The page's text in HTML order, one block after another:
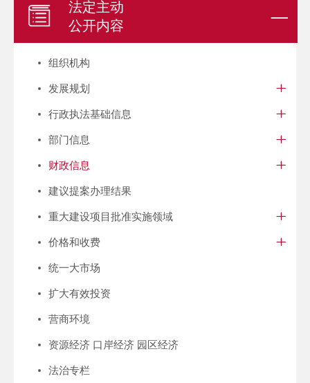
法定主动
公开内容
组织机构
发展规划
行政执法基础信息
部门信息
财政信息
建议提案办理结果
重大建设项目批准实施领域
价格和收费
统一大市场
扩大有效投资
营商环境
资源经济 口岸经济 园区经济
法治专栏